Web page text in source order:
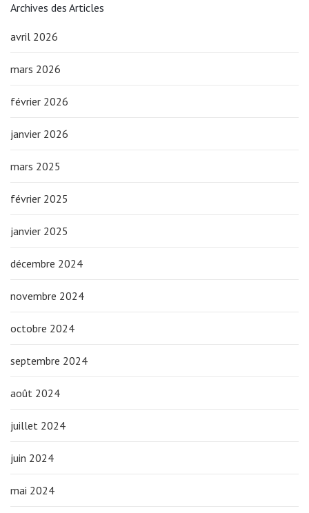
Archives des Articles
avril 2026
mars 2026
février 2026
janvier 2026
mars 2025
février 2025
janvier 2025
décembre 2024
novembre 2024
octobre 2024
septembre 2024
août 2024
juillet 2024
juin 2024
mai 2024